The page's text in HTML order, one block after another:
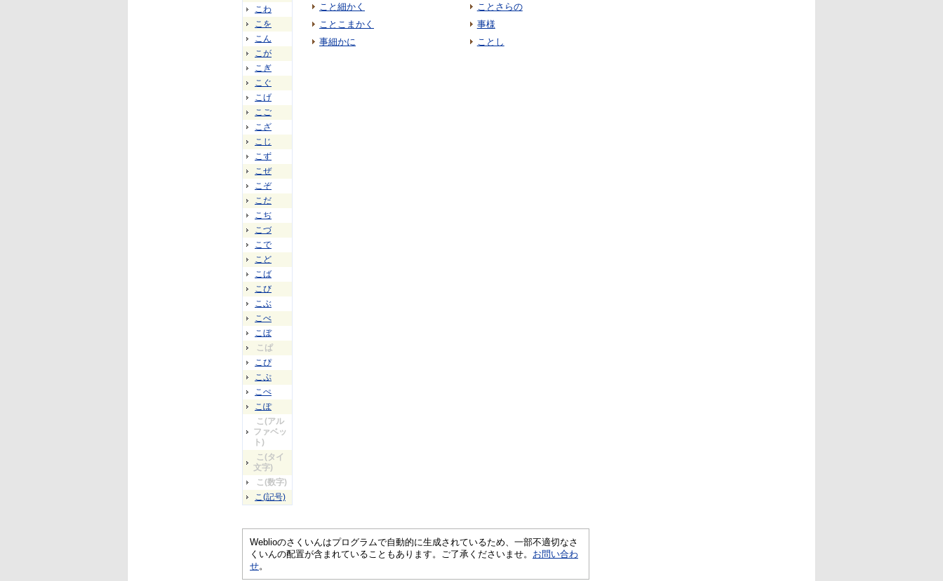
こわ
こを
こん
こが
こぎ
こぐ
こげ
こご
こざ
こじ
こず
こぜ
こぞ
こだ
こぢ
こづ
こで
こど
こば
こび
こぶ
こべ
こぼ
こぱ
こぴ
こぷ
こぺ
こぽ
こ(アル
ファベッ
ト)
こ(タイ
文字)
こ(数字)
こ(記号)
こと細かく
ことこまかく
事細かに
ことさらの
事様
ことし
Weblioのさくいんはプログラムで自動的に生成されているため、一部不適切なさ
くいんの配置が含まれていることもあります。ご了承くださいませ。 お問い合わ
せ。